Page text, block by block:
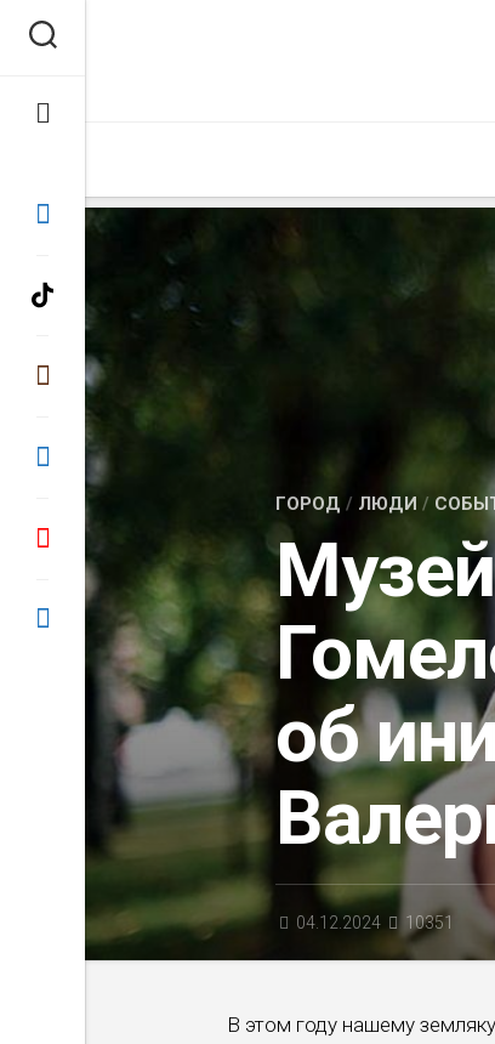
ГОРОД / ЛЮДИ /
об
04.12.2024 10351
В этом году нашему земляку